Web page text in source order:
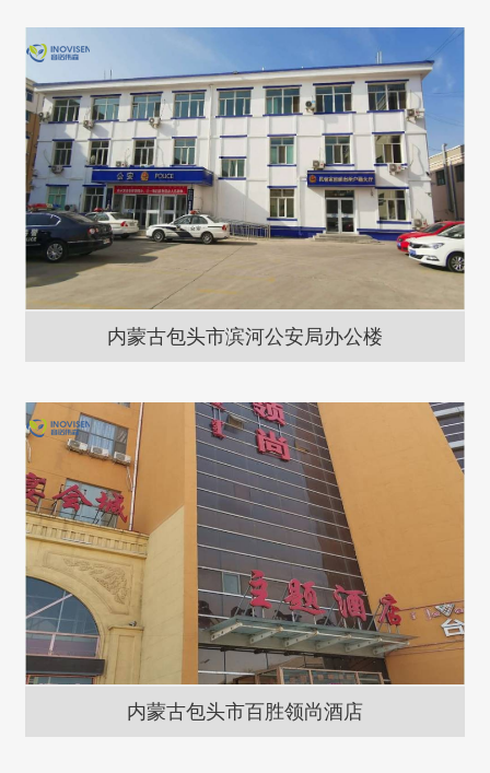
内蒙古包头市滨河公安局办公楼
内蒙古包头市百胜领尚酒店